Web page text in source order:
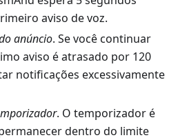
aviso de voz.
anúncio. Se você continuar
aviso é atrasado por 120
notificações excessivamente
. O temporizador é
dentro do limite